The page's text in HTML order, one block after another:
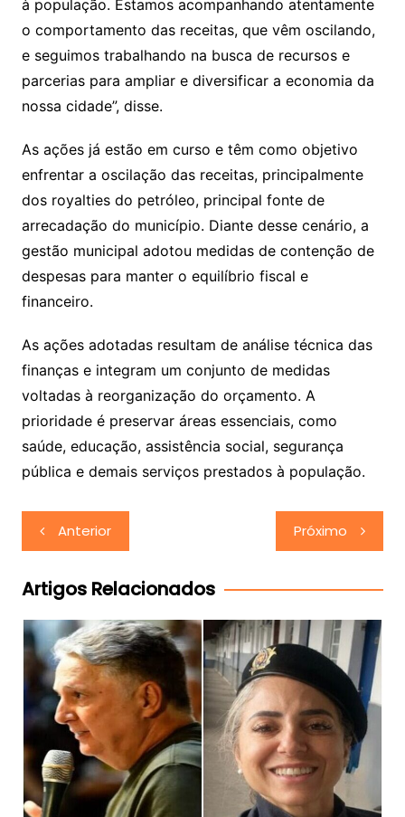
à população. Estamos acompanhando atentamente
o comportamento das receitas, que vêm oscilando,
e seguimos trabalhando na busca de recursos e
parcerias para ampliar e diversificar a economia da
nossa cidade”, disse.
As ações já estão em curso e têm como objetivo
enfrentar a oscilação das receitas, principalmente
dos royalties do petróleo, principal fonte de
arrecadação do município. Diante desse cenário, a
gestão municipal adotou medidas de contenção de
despesas para manter o equilíbrio fiscal e
financeiro.
As ações adotadas resultam de análise técnica das
finanças e integram um conjunto de medidas
voltadas à reorganização do orçamento. A
prioridade é preservar áreas essenciais, como
saúde, educação, assistência social, segurança
pública e demais serviços prestados à população.
Navegação
de
Post
Anterior Próximo
Artigos Relacionados